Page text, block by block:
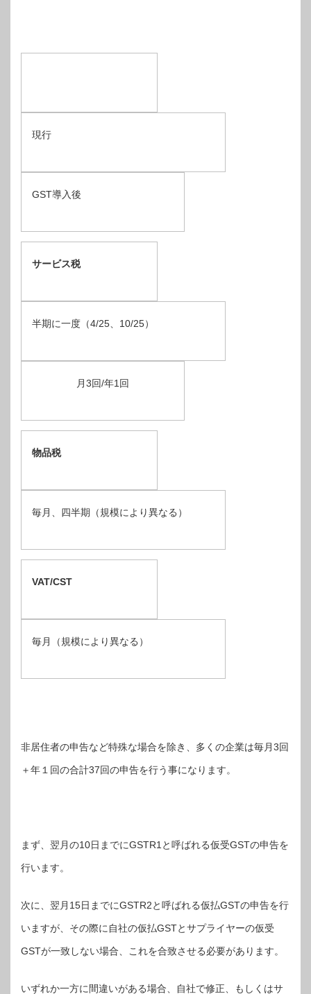
現行
GST導入後
サービス税
半期に一度（4/25、10/25）
月3回/年1回
物品税
毎月、四半期（規模により異なる）
VAT/CST
毎月（規模により異なる）
非居住者の申告など特殊な場合を除き、多くの企業は毎月3回
＋年１回の合計37回の申告を行う事になります。
まず、翌月の10日までにGSTR1と呼ばれる仮受GSTの申告を
行います。
次に、翌月15日までにGSTR2と呼ばれる仮払GSTの申告を行
いますが、その際に自社の仮払GSTとサプライヤーの仮受
GSTが一致しない場合、これを合致させる必要があります。
いずれか一方に間違いがある場合、自社で修正、もしくはサ